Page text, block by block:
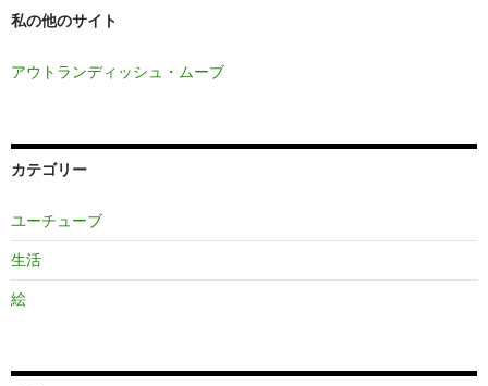
私の他のサイト
アウトランディッシュ・ムーブ
カテゴリー
ユーチューブ
生活
絵